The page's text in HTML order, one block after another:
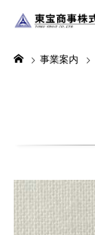
事業案内